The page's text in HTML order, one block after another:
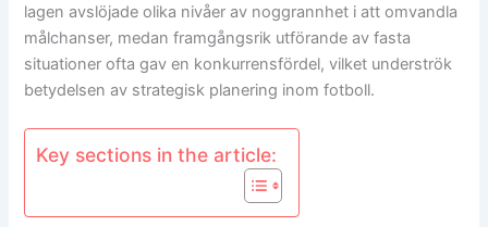
lagen avslöjade olika nivåer av noggrannhet i att omvandla
målchanser, medan framgångsrik utförande av fasta
situationer ofta gav en konkurrensfördel, vilket underströk
betydelsen av strategisk planering inom fotboll.
Key sections in the article: